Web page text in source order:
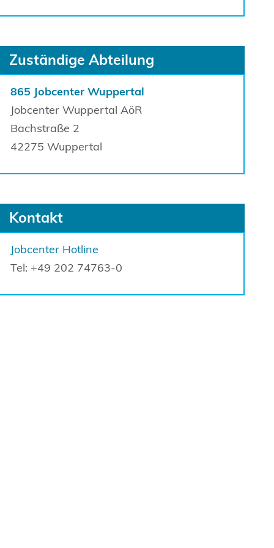
Zuständige Abteilung
865 Jobcenter Wuppertal
Jobcenter Wuppertal AöR
Bachstraße 2
42275Wuppertal
Kontakt
Jobcenter Hotline
Tel: +49 202 74763-0